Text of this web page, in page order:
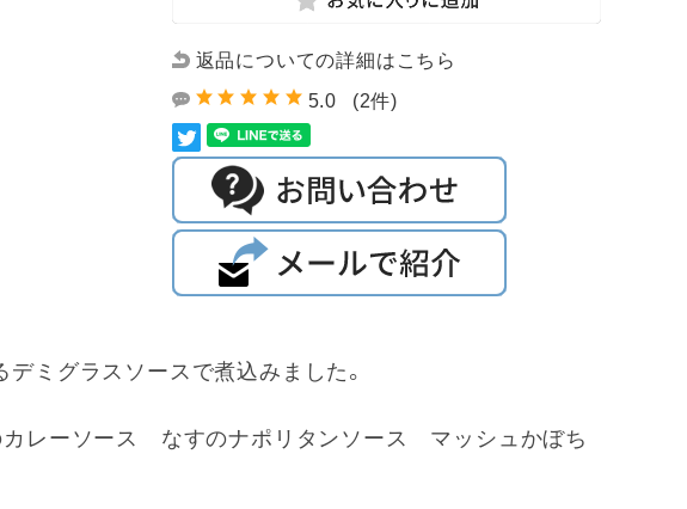
返品についての詳細はこちら
5.0
(2件)
ミグラスソースで煮込みました。
レーソース なすのナポリタンソース マッシュかぼち